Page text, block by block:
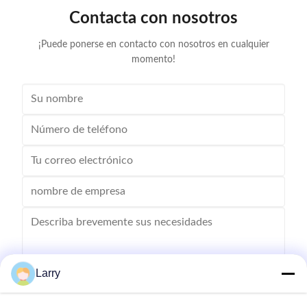
Winding speed ≤2500RPM Max stator OD 160mm
Contacta con nosotros
¡Puede ponerse en contacto con nosotros en cualquier
momento!
Larry